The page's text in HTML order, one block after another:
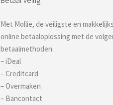
Met Mollie, de veiligste en
online betaaloplossing met de
betaalmethoden:
– iDeal
– Creditcard
– Overmaken
– Bancontact